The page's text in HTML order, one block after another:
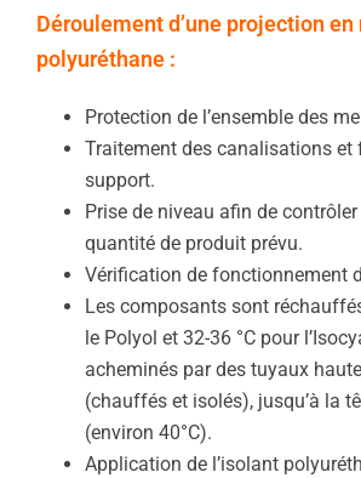
Déroulement d’une projection
polyuréthane :
Protection de l’ensemble des
Traitement des canalisations et
support.
Prise de niveau afin de contrôler
quantité de produit prévu.
Vérification de fonctionnement
Les composants sont
le Polyol et 32-36 °C pour
acheminés par des tuyaux
(chauffés et isolés), jusqu’à la
(environ 40°C).
Application de l’isolant